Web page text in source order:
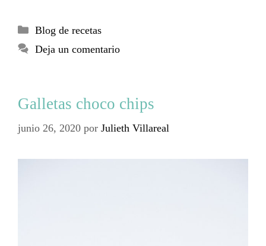
Blog de recetas
Deja un comentario
Galletas choco chips
junio 26, 2020 por Julieth Villareal